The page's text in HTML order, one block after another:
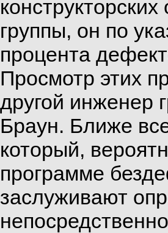
группы, он по
процента
Просмотр этих
другой инженер
Браун. Ближе
который,
программе
заслуживают